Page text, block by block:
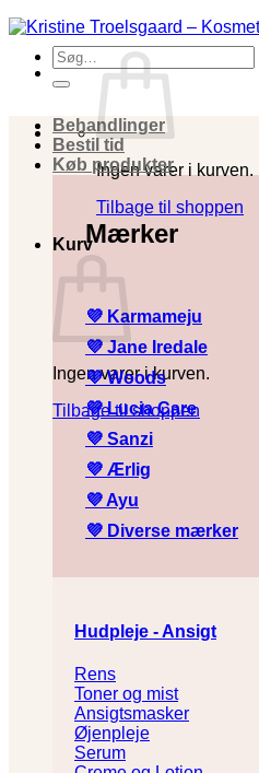
Fortsæt
til
indholdSøg
efter:
Ingen varer i kurven.
Tilbage til shoppen
Kurv
Ingen varer i kurven.
Tilbage til shoppen
Behandlinger
Bestil tid
Køb produkter
Mærker
💜 Karmameju
💜Jane Iredale
💜Woods
💜Lucia Care
💜 Sanzi
💜 Ærlig
💜 Ayu
💜 Diverse mærker
Hudpleje - Ansigt
Rens
Toner og mist
Ansigtsmasker
Øjenpleje
Serum